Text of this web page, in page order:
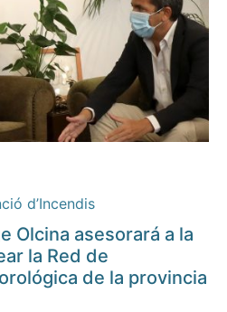
d’Incendis
Olcina asesorará a la
la Red de
de la provincia